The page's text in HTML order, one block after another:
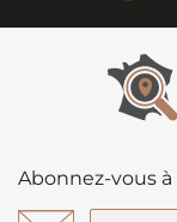
Abonnez-vous